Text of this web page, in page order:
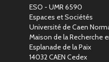
ESO - UMR 6590
Espaces et Sociétés
Université de Caen
Maison de la Recherche
Esplanade de la Paix
14032 CAEN Cedex